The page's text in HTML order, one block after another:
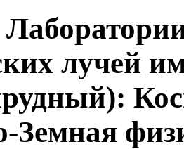
лучей
Земная